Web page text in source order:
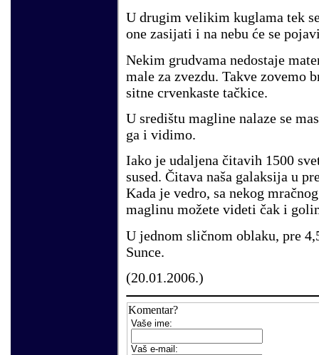
U drugim velikim kuglama tek
one zasijati i na nebu će se
Nekim grudvama nedostaje
male za zvezdu. Takve zovemo
sitne crvenkaste tačkice.
U središtu magline nalaze se
ga i vidimo.
Iako je udaljena čitavih 1500
sused. Čitava naša galaksija u
Kada je vedro, sa nekog
maglinu možete videti čak i
U jednom sličnom oblaku, pre
Sunce.
(20.01.2006.)
Komentar?
Vaše ime:
Vaš e-mail :